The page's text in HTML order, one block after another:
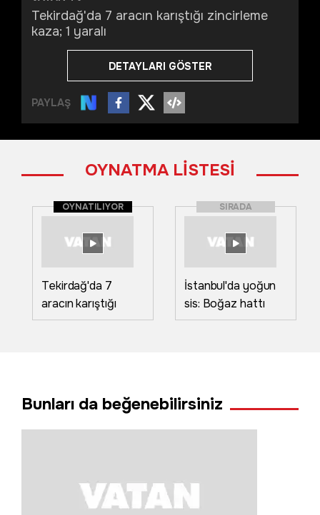
Tekirdağ'da 7 aracın karıştığı zincirleme
kaza; 1 yaralı
DETAYLARI GÖSTER
PAYLAŞ
OYNATMA LİSTESİ
OYNATILIYOR
Tekirdağ'da 7
aracın karıştığı
zincirleme kaza; 1
SIRADA
İstanbul'da yoğun
sis: Boğaz hattı
trafiğe kapatıldı
Bunları da beğenebilirsiniz